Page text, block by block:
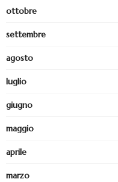
ottobre
settembre
agosto
luglio
giugno
maggio
aprile
marzo